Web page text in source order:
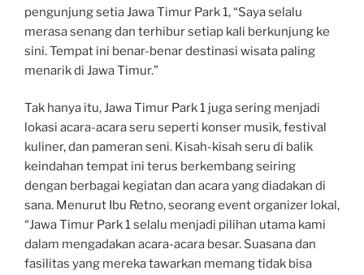
pengunjung setia Jawa Timur Park 1, “Saya selalu
merasa senang dan terhibur setiap kali berkunjung ke
sini. Tempat ini benar-benar destinasi wisata paling
menarik di Jawa Timur.”
Tak hanya itu, Jawa Timur Park 1 juga sering menjadi
lokasi acara-acara seru seperti konser musik, festival
kuliner, dan pameran seni. Kisah-kisah seru di balik
keindahan tempat ini terus berkembang seiring
dengan berbagai kegiatan dan acara yang diadakan di
sana. Menurut Ibu Retno, seorang event organizer lokal,
“Jawa Timur Park 1 selalu menjadi pilihan utama kami
dalam mengadakan acara-acara besar. Suasana dan
fasilitas yang mereka tawarkan memang tidak bisa